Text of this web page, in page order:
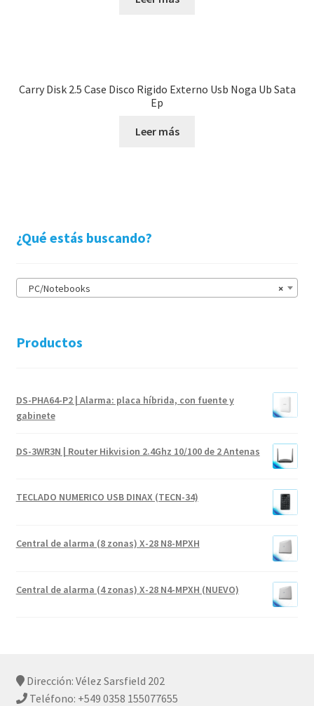
Carry Disk 2.5 Case Disco Rigido Externo Usb Noga Ub Sata
Ep
Leer más
¿Qué estás buscando?
×
PC/Notebooks
Productos
DS-PHA64-P2 | Alarma: placa híbrida, con fuente y
gabinete
DS-3WR3N | Router Hikvision 2.4Ghz 10/100 de 2 Antenas
TECLADO NUMERICO USB DINAX (TECN-34)
Central de alarma (8 zonas) X-28 N8-MPXH
Central de alarma (4 zonas) X-28 N4-MPXH (NUEVO)
Dirección: Vélez Sarsfield 202
Teléfono: +549 0358 155077655